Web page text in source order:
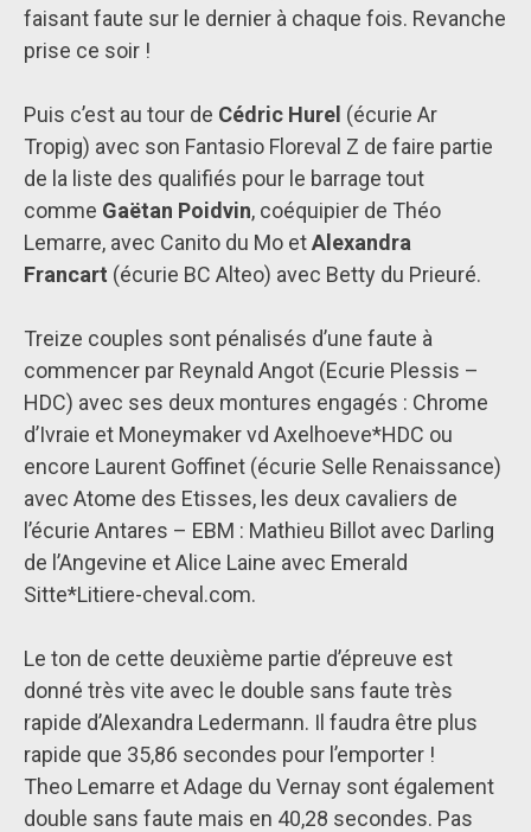
faisant faute sur le dernier à chaque fois. Revanche
prise ce soir !
Puis c’est au tour de Cédric Hurel (écurie Ar
Tropig) avec son Fantasio Floreval Z de faire partie
de la liste des qualifiés pour le barrage tout
comme Gaëtan Poidvin, coéquipier de Théo
Lemarre, avec Canito du Mo etAlexandra
Francart (écurie BC Alteo) avec Betty du Prieuré.
Treize couples sont pénalisés d’une faute à
commencer par Reynald Angot (Ecurie Plessis –
HDC) avec ses deux montures engagés : Chrome
d’Ivraie et Moneymaker vd Axelhoeve*HDC ou
encore Laurent Goffinet (écurie Selle Renaissance)
avec Atome des Etisses, les deux cavaliers de
l’écurie Antares – EBM : Mathieu Billot avec Darling
de l’Angevine et Alice Laine avec Emerald
Sitte*Litiere-cheval.com.
Le ton de cette deuxième partie d’épreuve est
donné très vite avec le double sans faute très
rapide d’Alexandra Ledermann. Il faudra être plus
rapide que 35,86 secondes pour l’emporter !
Theo Lemarre et Adage du Vernay sont également
double sans faute mais en 40,28 secondes. Pas